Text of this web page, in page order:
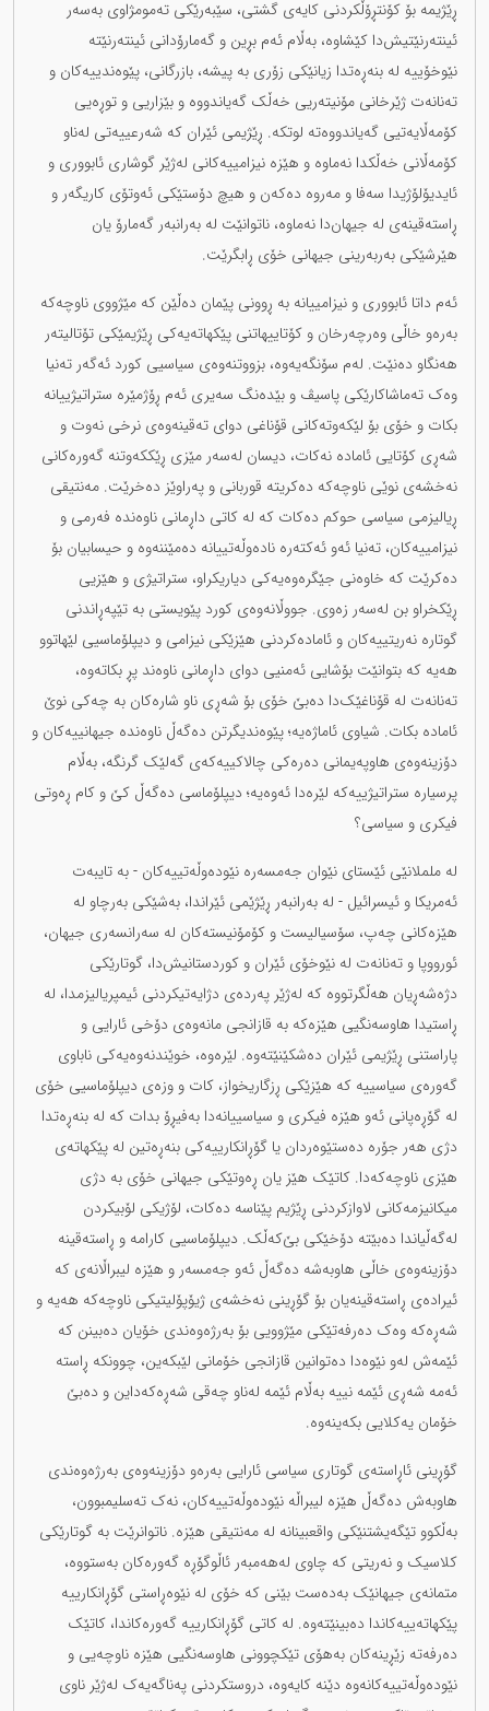
ڕێژیمە بۆ کۆنتڕۆڵکردنی کایەی گشتی، سێبەرێکی تەمومژاوی بەسەر
ئینتەرنێتیش‌دا کێشاوە، بەڵام ئەم بڕین و گەمارۆدانی ئینتەرنێتە
نێوخۆییە لە بنەڕەتدا زیانێکی زۆری بە پیشە، بازرگانی، پێوەندییەکان و
تەنانەت ژێرخانی مۆنیتەریی خەڵک گەیاندووە و بێزاریی و توڕەیی
کۆمەڵایەتیی گەیاندووەتە لوتکە. ڕێژیمی ئێران کە شەرعییەتی لەناو
کۆمەڵانی خەڵکدا نەماوە و هێزە نیزامییەکانی لەژێر گوشاری ئابووری و
ئایدیۆلۆژیدا سەفا و مەروە دەکەن و هیچ دۆستێکی ئەوتۆی کاریگەر و
ڕاستەقینەی لە جیهان‌دا نەماوە، ناتوانێت لە بەرانبەر گەمارۆ یان
هێرشێکی بەربەرینی جیهانی خۆی ڕابگرێت.
ئەم داتا ئابووری و نیزامییانە بە ڕوونی پێمان دەڵێن کە مێژووی ناوچەکە
بەرەو خاڵی وەرچەرخان و کۆتاییهاتنی پێکهاتەیەکی ڕێژیمێکی تۆتالیتەر
هەنگاو دەنێت. لەم سۆنگەیەوە، بزووتنەوەی سیاسیی کورد ئەگەر تەنیا
وەک تەماشاکارێکی پاسیڤ و بێدەنگ سەیری ئەم ڕۆژمێرە ستراتیژییانە
بکات و خۆی بۆ لێکەوتەکانی قۆناغی دوای تەقینەوەی نرخی نەوت و
شەڕی کۆتایی ئامادە نەکات، دیسان لەسەر مێزی ڕێککەوتنە گەورەکانی
نەخشەی نوێی ناوچەکە دەکریتە قوربانی و پەراوێز دەخرێت. مەنتیقی
ڕیالیزمی سیاسی حوکم دەکات کە لە کاتی داڕمانی ناوەندە فەرمی و
نیزامییەکان، تەنیا ئەو ئەکتەرە نادەوڵەتییانە دەمێننەوە و حیسابیان بۆ
دەکرێت کە خاوەنی جێگرەوەیەکی دیاریکراو، ستراتیژی و هێزیی
ڕێکخراو بن لەسەر زەوی. جووڵانەوەی کورد پێویستی بە تێپەڕاندنی
گوتارە نەریتییەکان و ئامادەکردنی هێزێکی نیزامی و دیپلۆماسیی لێهاتوو
هەیە کە بتوانێت بۆشایی ئەمنیی دوای داڕمانی ناوەند پڕ بکاتەوە،
تەنانەت لە قۆناغێک‌دا دەبێ خۆی بۆ شەڕی ناو شارەکان بە چەکی نوێ
ئامادە بکات. شیاوی ئاماژەیە؛ پێوەندیگرتن دەگەڵ ناوەندە جیهانییەکان و
دۆزینەوەی هاوپەیمانی دەرەکی چالاکییەکەی گەلێک گرنگە، بەڵام
پرسیارە ستراتیژییەکە لێرەدا ئەوەیە؛ دیپلۆماسی دەگەڵ کێ و کام ڕەوتی
فیکری و سیاسی؟
لە ململانێی ئێستای نێوان جەمسەرە نێودەوڵەتییەکان - بە تایبەت
ئەمریکا و ئیسرائیل - لە بەرانبەر ڕێژێمی ئێراندا، بەشێکی بەرچاو لە
هێزەکانی چەپ، سۆسیالیست و کۆمۆنیستەکان لە سەرانسەری جیهان،
ئورووپا و تەنانەت لە نێوخۆی ئێران و کوردستانیش‌دا، گوتارێکی
دژەشەڕیان هەڵگرتووە کە لەژێر پەردەی دژایەتیکردنی ئیمپریالیزمدا، لە
ڕاستیدا هاوسەنگیی هێزەکە بە قازانجی مانەوەی دۆخی ئارایی و
پاراستنی ڕێژیمی ئێران دەشکێنێتەوە. لێرەوە، خوێندنەوەیەکی ناباوی
گەورەی سیاسییە کە هێزێکی ڕزگاریخواز، کات و وزەی دیپلۆماسیی خۆی
لە گۆڕەپانی ئەو هێزە فیکری و سیاسییانەدا بەفیڕۆ بدات کە لە بنەڕەتدا
دژی هەر جۆرە دەستێوەردان یا گۆڕانکارییەکی بنەڕەتین لە پێکهاتەی
هێزی ناوچەکەدا. کاتێک هێز یان ڕەوتێکی جیهانی خۆی بە دژی
میکانیزمەکانی لاوازکردنی ڕێژیم پێناسە دەکات، لۆژیکی لۆبیکردن
لەگەڵیاندا دەبێتە دۆخێکی بێ‌کەڵک. دیپلۆماسیی کارامە و ڕاستەقینە
دۆزینەوەی خاڵی هاوبەشە دەگەڵ ئەو جەمسەر و هێزە لیبراڵانەی کە
ئیرادەی ڕاستەقینەیان بۆ گۆڕینی نەخشەی ژیۆپۆلیتیکی ناوچەکە هەیە و
شەڕەکە وەک دەرفەتێکی مێژوویی بۆ بەرژەوەندی خۆیان دەبینن کە
ئێمەش لەو نێوەدا دەتوانین قازانجی خۆمانی لێبکەین، چوونکە ڕاستە
ئەمە شەڕی ئێمە نییە بەڵام ئێمە لەناو چەقی شەڕەکەداین و دەبێ
خۆمان یەکلایی بکەینەوە.
گۆڕینی ئاڕاستەی گوتاری سیاسی ئارایی بەرەو دۆزینەوەی بەرژەوەندی
هاوبەش دەگەڵ هێزە لیبراڵە نێودەوڵەتییەکان، نەک تەسلیمبوون،
بەڵکوو تێگەیشتنێکی واقعبینانە لە مەنتیقی هێزە. ناتوانرێت بە گوتارێکی
کلاسیک و نەریتی کە چاوی لەهەمبەر ئاڵوگۆڕە گەورەکان بەستووە،
متمانەی جیهانێک بەدەست بێنی کە خۆی لە نێوەڕاستی گۆڕانکارییە
پێکهاتەییەکاندا دەبینێتەوە. لە کاتی گۆڕانکارییە گەورەکاندا، کاتێک
دەرفەتە زێڕینەکان بەهۆی تێکچوونی هاوسەنگیی هێزە ناوچەیی و
نێودەوڵەتییەکانەوە دێنە کایەوە، دروستکردنی پەناگەیەک لەژێر ناوی